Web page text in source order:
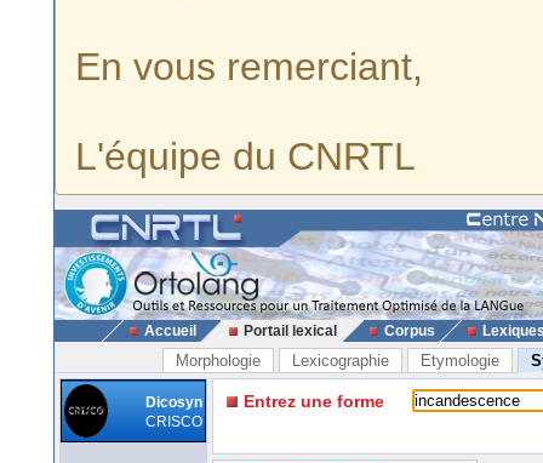
En vous remerciant,
L'équipe du CNRTL
Accueil Portail lexical Corpus
Morphologie Lexicographie Etymologie
Dicosyn
CRISCO
Entrez une forme